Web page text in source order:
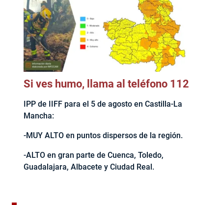
Si ves humo, llama al teléfono 112
IPP de IIFF para el 5 de agosto en Castilla-La
Mancha:
-MUY ALTO en puntos dispersos de la región.
-ALTO en gran parte de Cuenca, Toledo,
Guadalajara, Albacete y Ciudad Real.